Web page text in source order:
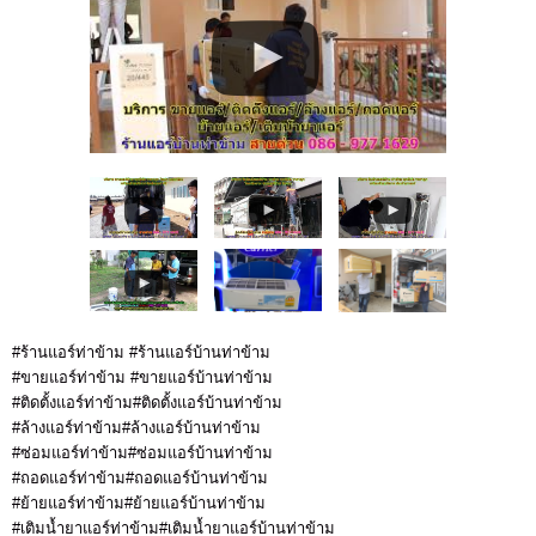
#ร้านแอร์ท่าข้าม #ร้านแอร์บ้านท่าข้าม
#ขายแอร์ท่าข้าม #ขายแอร์บ้านท่าข้าม
#ติดตั้งแอร์ท่าข้าม#ติดตั้งแอร์บ้านท่าข้าม
#ล้างแอร์ท่าข้าม#ล้างแอร์บ้านท่าข้าม
#ซ่อมแอร์ท่าข้าม#ซ่อมแอร์บ้านท่าข้าม
#ถอดแอร์ท่าข้าม#ถอดแอร์บ้านท่าข้าม
#ย้ายแอร์ท่าข้าม#ย้ายแอร์บ้านท่าข้าม
#เติมน้ำยาแอร์ท่าข้าม#เติมน้ำยาแอร์บ้านท่าข้าม